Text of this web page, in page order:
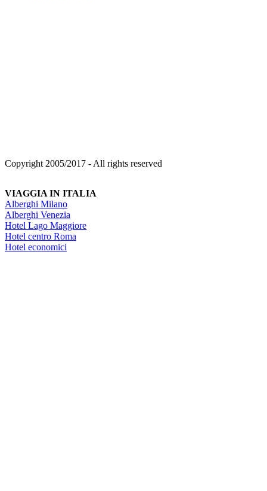
Copyright 2005/2017 - All rights reserved
VIAGGIA IN ITALIA
Alberghi Milano
Alberghi Venezia
Hotel Lago Maggiore
Hotel centro Roma
Hotel economici